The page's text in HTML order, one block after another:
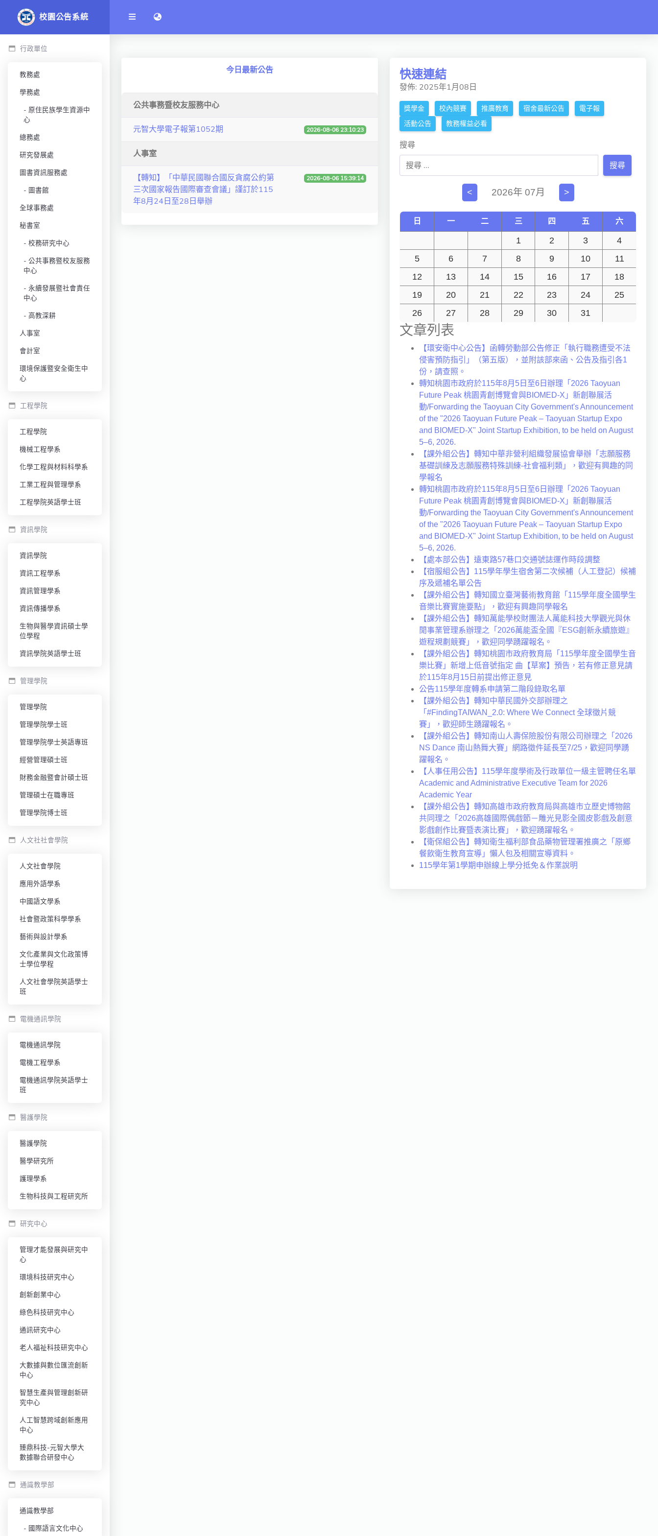
校園公告系統
行政單位
教務處
學務處
原住民族學生資源中
心
總務處
研究發展處
圖書資訊服務處
圖書館
全球事務處
秘書室
校務研究中心
公共事務暨校友服務
中心
永續發展暨社會責任
中心
高教深耕
人事室
會計室
環境保護暨安全衛生中
心
工程學院
工程學院
機械工程學系
化學工程與材料科學系
工業工程與管理學系
工程學院英語學士班
資訊學院
資訊學院
資訊工程學系
資訊管理學系
資訊傳播學系
生物與醫學資訊碩士學
位學程
資訊學院英語學士班
管理學院
管理學院
管理學院學士班
管理學院學士英語專班
經營管理碩士班
財務金融暨會計碩士班
管理碩士在職專班
管理學院博士班
人文社社會學院
人文社會學院
應用外語學系
中國語文學系
社會暨政策科學學系
藝術與設計學系
文化產業與文化政策博
士學位學程
人文社會學院英語學士
班
電機通訊學院
電機通訊學院
電機工程學系
電機通訊學院英語學士
班
醫護學院
醫護學院
醫學研究所
護理學系
生物科技與工程研究所
研究中心
管理才能發展與研究中
心
環境科技研究中心
創新創業中心
綠色科技研究中心
通訊研究中心
老人福祉科技研究中心
大數據與數位匯流創新
中心
智慧生產與管理創新研
究中心
人工智慧跨域創新應用
中心
臻鼎科技-元智大學大
數據聯合研發中心
通識教學部
通識教學部
國際語言文化中心
語言切換 language switch
今日最新公告
公共事務暨校友服務中心
元智大學電子報第1052期 2026-08-06 23:10:23
人事室
【轉知】「中華民國聯合國反貪腐公約第
三次國家報告國際審查會議」謹訂於115
年8月24日至28日舉辦
2026-08-06 15:39:14
快速連結
發佈: 2025年1月08日
獎學金 校內競賽 推廣教育 宿舍最新公告
電子報
活動公告
教務權益必看
搜尋
搜尋
< 2026年 07月 >
日 一 二 三 四 五 六
1 2 3
4
5
6 7 8 9 10
11
12
13 14 15 16 17
18
19
20 21 22 23 24
25
26
27 28 29 30 31
文章列表
【環安衛中心公告】函轉勞動部公告修正「執行職務遭受不法
侵害預防指引」（第五版），並附該部來函、公告及指引各1
份，請查照。
轉知桃園市政府於115年8月5日至6日辦理「2026 Taoyuan
Future Peak 桃園青創博覽會與BIOMED-X」新創聯展活
動/Forwarding the Taoyuan City Government's Announcement
of the "2026 Taoyuan Future Peak – Taoyuan Startup Expo
and BIOMED-X" Joint Startup Exhibition, to be held on August
5–6, 2026.
【課外組公告】轉知中華非營利組織發展協會舉辦「志願服務
基礎訓練及志願服務特殊訓練-社會福利類」，歡迎有興趣的同
學報名
轉知桃園市政府於115年8月5日至6日辦理「2026 Taoyuan
Future Peak 桃園青創博覽會與BIOMED-X」新創聯展活
動/Forwarding the Taoyuan City Government's Announcement
of the "2026 Taoyuan Future Peak – Taoyuan Startup Expo
and BIOMED-X" Joint Startup Exhibition, to be held on August
5–6, 2026.
【處本部公告】遠東路57巷口交通號誌運作時段調整
【宿服組公告】115學年學生宿舍第二次候補（人工登記）候補
序及遞補名單公告
【課外組公告】轉知國立臺灣藝術教育館「115學年度全國學生
音樂比賽實施要點」，歡迎有興趣同學報名
【課外組公告】轉知萬能學校財團法人萬能科技大學觀光與休
閒事業管理系辦理之「2026萬能盃全國『ESG創新永續旅遊』
遊程規劃競賽」，歡迎同學踴躍報名。
【課外組公告】轉知桃園市政府教育局「115學年度全國學生音
樂比賽」新增上低音號指定 曲【草案】預告，若有修正意見請
於115年8月15日前提出修正意見
公告115學年度轉系申請第二階段錄取名單
【課外組公告】轉知中華民國外交部辦理之
「#FindingTAIWAN_2.0: Where We Connect 全球徵片競
賽」，歡迎師生踴躍報名。
【課外組公告】轉知南山人壽保險股份有限公司辦理之「2026
NS Dance 南山熱舞大賽」網路徵件延長至7/25，歡迎同學踴
躍報名。
【人事任用公告】115學年度學術及行政單位一級主管聘任名單
Academic and Administrative Executive Team for 2026
Academic Year
【課外組公告】轉知高雄市政府教育局與高雄市立歷史博物館
共同理之「2026高雄國際偶戲節－雕光見影全國皮影戲及創意
影戲創作比賽暨表演比賽」，歡迎踴躍報名。
【衛保組公告】轉知衛生福利部食品藥物管理署推廣之「原鄉
餐飲衛生教育宣導」懶人包及相關宣導資料。
115學年第1學期申辦線上學分抵免＆作業說明